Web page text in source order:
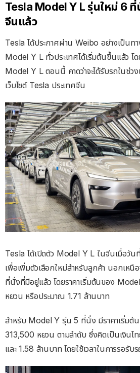
Tesla Model Y L รุ่นใหม่ 6 ที่
จีนแล้ว
Tesla ได้ประกาศผ่าน Weibo อย่างเป็นทา
Model Y L ทั่วประเทศได้เริ่มต้นขึ้นแล้ว โ
Model Y L ตอนนี้ คาดว่าจะได้รับรถในช่ว
เว็บไซต์ Tesla ประเทศจีน
Tesla ได้เปิดตัว Model Y L ในจีนเมื่อวั
เพื่อเพิ่มตัวเลือกใหม่สำหรับลูกค้า นอกเห
ที่นั่งที่มีอยู่แล้ว โดยราคาเริ่มต้นของ
หยวน หรือประมาณ 1.71 ล้านบาท
สำหรับ Model Y รุ่น 5 ที่นั่ง มีราคาเริ่มต้
313,500 หยวน ตามลำดับ ซึ่งคิดเป็นเงินไ
และ 1.58 ล้านบาท โดยใช้เวลาในการรอรั